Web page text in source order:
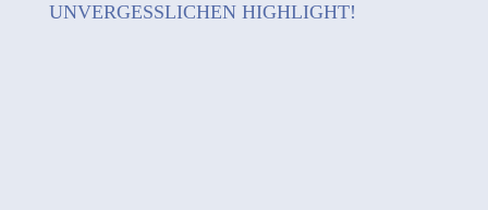
UNVERGESSLICHEN HIGHLIGHT!